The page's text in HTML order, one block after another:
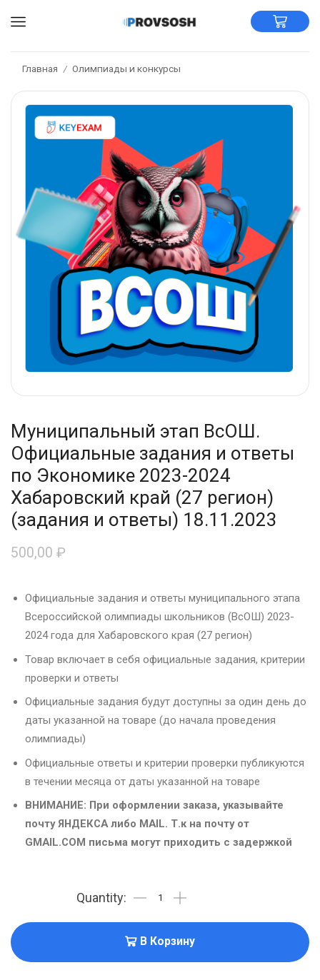
Главная / Олимпиады и конкурсы
Муниципальный этап ВсОШ.
Официальные задания и ответы
по Экономике 2023-2024
Хабаровский край (27 регион)
(задания и ответы) 18.11.2023
500,00 ₽
Официальные задания и ответы муниципального этапа
Всероссийской олимпиады школьников (ВсОШ) 2023-
2024 года для Хабаровского края (27 регион)
Товар включает в себя официальные задания, критерии
проверки и ответы
Официальные задания будут доступны за один день до
даты указанной на товаре (до начала проведения
олимпиады)
Официальные ответы и критерии проверки публикуются
в течении месяца от даты указанной на товаре
ВНИМАНИЕ: При оформлении заказа, указывайте
почту ЯНДЕКСА либо MAIL. Т.к на почту от
GMAIL.COM письма могут приходить с задержкой
В Корзину